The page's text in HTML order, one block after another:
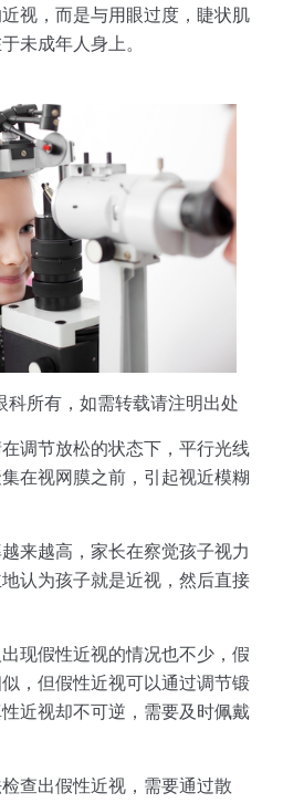
，而是与用眼过度，睫状肌
未成年人身上。
所有，如需转载请注明出处
节放松的状态下，平行光线
在视网膜之前，引起视近模糊
越高，家长在察觉孩子视力
认为孩子就是近视，然后直接
假性近视的情况也不少，假
，但假性近视可以通过调节锻
近视却不可逆，需要及时佩戴
出假性近视，需要通过散